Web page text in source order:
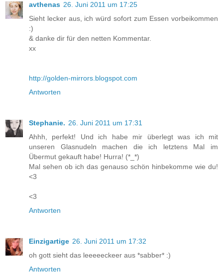
avthenas 26. Juni 2011 um 17:25
Sieht lecker aus, ich würd sofort zum Essen vorbeikommen
:)
& danke dir für den netten Kommentar.
xx
http://golden-mirrors.blogspot.com
Antworten
Stephanie. 26. Juni 2011 um 17:31
Ahhh, perfekt! Und ich habe mir überlegt was ich mit
unseren Glasnudeln machen die ich letztens Mal im
Übermut gekauft habe! Hurra! (*_*)
Mal sehen ob ich das genauso schön hinbekomme wie du!
<3
<3
Antworten
Einzigartige 26. Juni 2011 um 17:32
oh gott sieht das leeeeeckeer aus *sabber* :)
Antworten